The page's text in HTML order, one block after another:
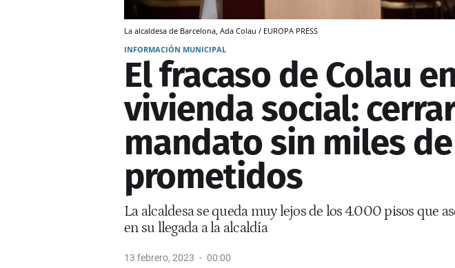
La alcaldesa de Barcelona, Ada Colau / EUROPA PRESS
INFORMACIÓN MUNICIPAL
El fracaso de Colau
vivienda social:
mandato sin miles
prometidos
La alcaldesa se queda muy lejos de los 4.000 pisos que
en su llegada a la alcaldía
13 febrero, 2023 00:00